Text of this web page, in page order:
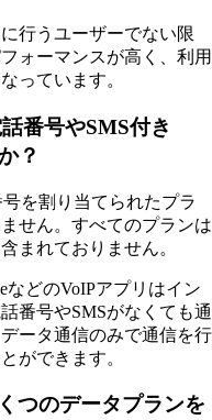
行うユーザーでない限
ォーマンスが高く、利用
っています。
番号やSMS付き
？
を割り当てられたプラ
せん。すべてのプランは
まれておりません。
などのVoIPアプリはイン
番号やSMSがなくても通
ータ通信のみで通信を行
ができます。
つのデータプランを